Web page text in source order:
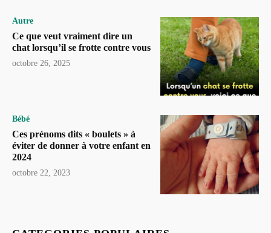
Autre
Ce que veut vraiment dire un
chat lorsqu’il se frotte contre vous
octobre 26, 2025
Bébé
Ces prénoms dits « boulets » à
éviter de donner à votre enfant en
2024
octobre 22, 2023